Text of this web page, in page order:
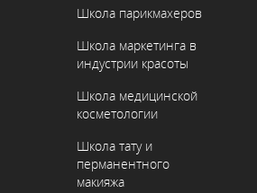
Школа парикмахеров
Школа маркетинга в
индустрии красоты
Школа медицинской
косметологии
Школа тату и
перманентного
макияжа